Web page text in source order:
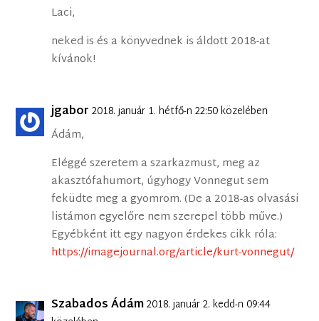
Laci,
neked is és a könyvednek is áldott 2018-at
kívánok!
jgabor 2018. január 1. hétfő-n 22:50 közelében
Ádám,
Eléggé szeretem a szarkazmust, meg az
akasztófahumort, úgyhogy Vonnegut sem
feküdte meg a gyomrom. (De a 2018-as olvasási
listámon egyelőre nem szerepel több műve.)
Egyébként itt egy nagyon érdekes cikk róla:
https://imagejournal.org/article/kurt-vonnegut/
Szabados Ádám2018. január 2. kedd-n 09:44